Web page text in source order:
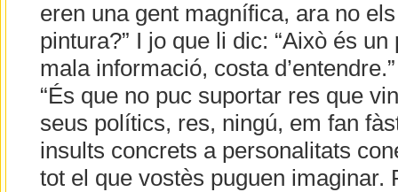
eren una gent magnífica, ara no
pintura?” I jo que li dic: “Això és
mala informació, costa
“És que no puc suportar res que
seus polítics, res, ningú, em fan
insults concrets a personalitats
tot el que vostès puguen imaginar.